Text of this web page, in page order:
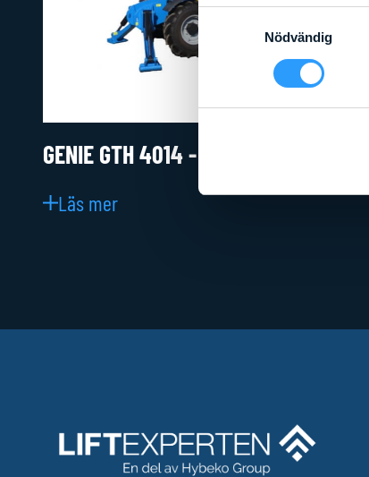
Samtyckesval
Nödvändig
GENIE GTH 4014 - UTGÅNGEN
Läs mer